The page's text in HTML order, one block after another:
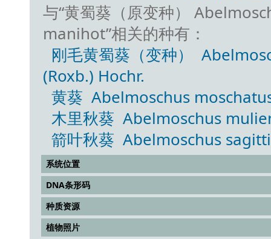
与“黄蜀葵（原变种）
manihot”相关的种有：
刚毛黄蜀葵（变种）
(Roxb.) Hochr.
黄葵 Abelmoschus
木里秋葵 Abelmoschus
箭叶秋葵 Abelmoschus
系统位置
DNA条形码
种质资源
植物照片